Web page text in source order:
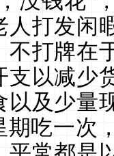
人打发闲
不打牌在
支以减少
以及少量
期吃一次